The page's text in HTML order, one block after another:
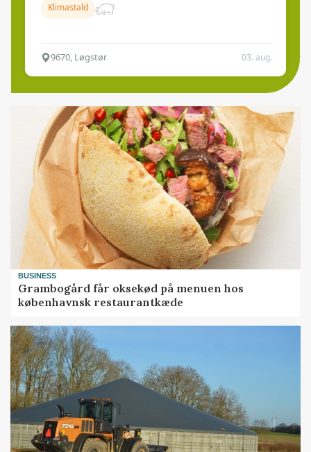
Klimastald
9670, Løgstør 03. aug.
BUSINESS
Grambogård får oksekød på menuen hos
københavnsk restaurantkæde